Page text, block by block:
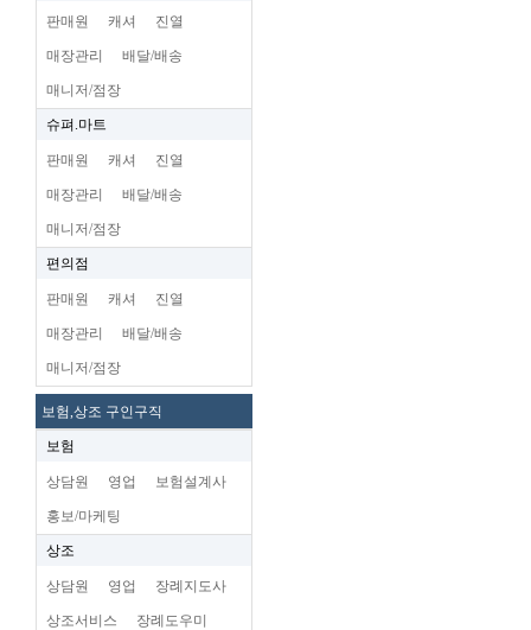
판매원 캐셔 진열
매장관리 배달/배송
매니저/점장
슈펴.마트
판매원 캐셔 진열
매장관리 배달/배송
매니저/점장
편의점
판매원 캐셔 진열
매장관리 배달/배송
매니저/점장
보험,상조 구인구직
보험
상담원 영업 보험설계사
홍보/마케팅
상조
상담원 영업 장례지도사
상조서비스 장례도우미